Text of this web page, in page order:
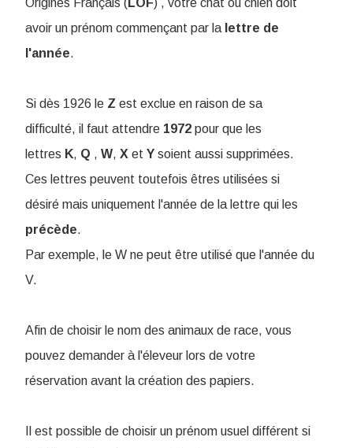
avoir un prénom commençant par la lettre de
l'année.
Si dès 1926 le Z est exclue en raison de sa
difficulté, il faut attendre 1972 pour que les
lettres K, Q , W, X et Y soient aussi supprimées.
Ces lettres peuvent toutefois êtres utilisées si
désiré mais uniquement l'année de la lettre qui les
précède.
Par exemple, le W ne peut être utilisé que l'année du
V.
Afin de choisir le nom des animaux de race, vous
pouvez demander à l'éleveur lors de votre
réservation avant la création des papiers.
Il est possible de choisir un prénom usuel différent si